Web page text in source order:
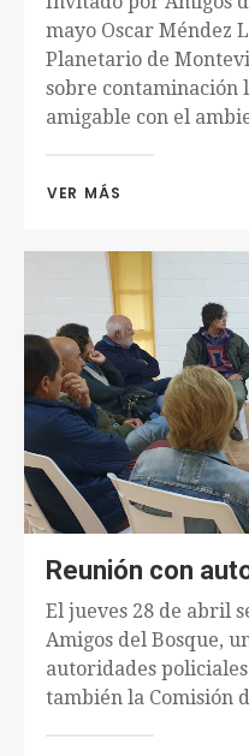
mayo Oscar Méndez
Planetario de
sobre
amigable con el
VER MÁS
Reunión con
El jueves 28 de abril
Amigos del Bosque,
autoridades
también la Comisión